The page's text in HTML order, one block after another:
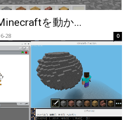
を動か...
28 0